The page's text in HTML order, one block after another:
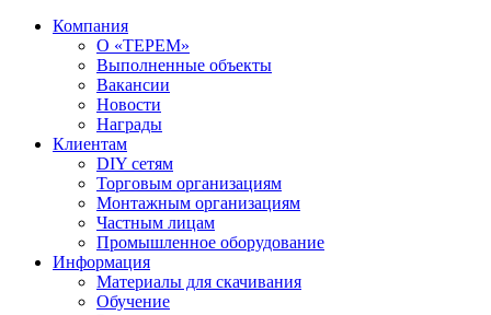
Компания
О «ТЕРЕМ»
Выполненные объекты
Вакансии
Новости
Награды
Клиентам
DIY сетям
Торговым организациям
Монтажным организациям
Частным лицам
Промышленное оборудование
Информация
Материалы для скачивания
Обучение